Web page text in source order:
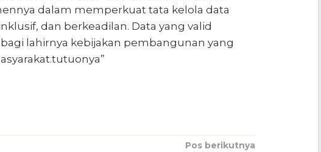
dalam memperkuat tata kelola data
dan berkeadilan. Data yang valid
lahirnya kebijakan pembangunan yang
Pos berikutnya